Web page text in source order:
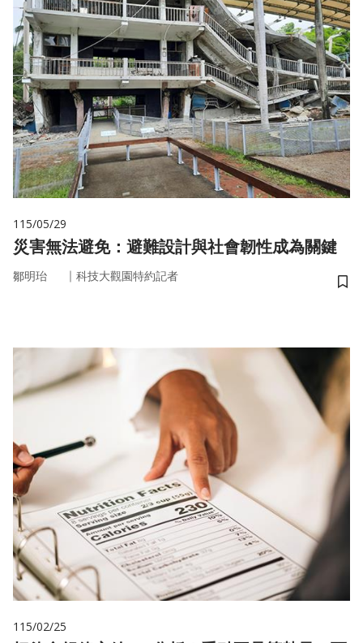
115/05/29
災害無法避免：避難設計與社會韌性成為關鍵
鄒明珆 ｜ 科技大觀園特約記者
儲
115/02/25